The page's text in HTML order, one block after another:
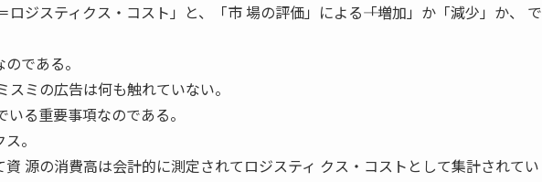
ロジスティクス・コスト」と、「市 場の評価」による――「増加」か「減少」か、 で
である。
スミの広告は何も触れていない。
る重要事項なのである。
。
源の消費高は会計的に測定されてロジスティ クス・コストとして集計されてい